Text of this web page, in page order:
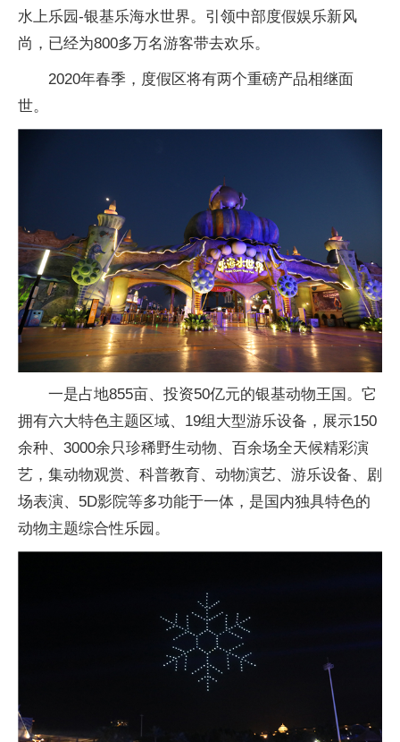
水上乐园-银基乐海水世界。引领中部度假娱乐新风
尚，已经为800多万名游客带去欢乐。
2020年春季，度假区将有两个重磅产品相继面
世。
一是占地855亩、投资50亿元的银基动物王国。它
拥有六大特色主题区域、19组大型游乐设备，展示150
余种、3000余只珍稀野生动物、百余场全天候精彩演
艺，集动物观赏、科普教育、动物演艺、游乐设备、剧
场表演、5D影院等多功能于一体，是国内独具特色的
动物主题综合性乐园。